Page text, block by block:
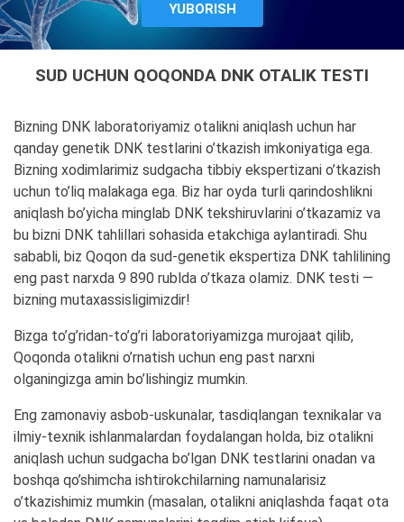
SUD UCHUN QOQONDA DNK OTALIK TESTI
Bizning DNK laboratoriyamiz otalikni aniqlash uchun har
qanday genetik DNK testlarini o’tkazish imkoniyatiga ega.
Bizning xodimlarimiz sudgacha tibbiy ekspertizani o’tkazish
uchun to’liq malakaga ega. Biz har oyda turli qarindoshlikni
aniqlash bo’yicha minglab DNK tekshiruvlarini o’tkazamiz va
bu bizni DNK tahlillari sohasida etakchiga aylantiradi. Shu
sababli, biz Qoqon da sud-genetik ekspertiza DNK tahlilining
eng past narxda 9 890 rublda o’tkaza olamiz. DNK testi —
bizning mutaxassisligimizdir!
Bizga to’g’ridan-to’g’ri laboratoriyamizga murojaat qilib,
Qoqonda otalikni o’rnatish uchun eng past narxni
olganingizga amin bo’lishingiz mumkin.
Eng zamonaviy asbob-uskunalar, tasdiqlangan texnikalar va
ilmiy-texnik ishlanmalardan foydalangan holda, biz otalikni
aniqlash uchun sudgacha bo’lgan DNK testlarini onadan va
boshqa qo’shimcha ishtirokchilarning namunalarisiz
o’tkazishimiz mumkin (masalan, otalikni aniqlashda faqat ota